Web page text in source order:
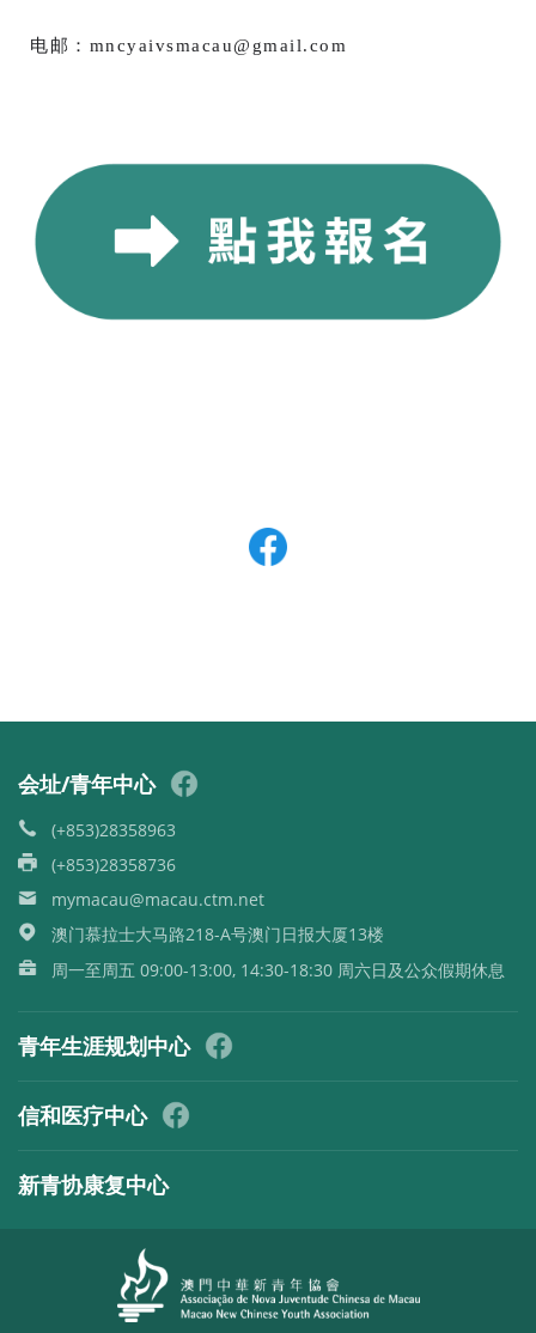
电邮： mncyaivsmacau@gmail.com
会址/青年中心
(+853)28358963
(+853)28358736
mymacau@macau.ctm.net
澳门慕拉士大马路218-A号澳门日报大厦13楼
周一至周五 09:00-13:00, 14:30-18:30 周六日及公众假期休息
青年生涯规划中心
信和医疗中心
新青协康复中心